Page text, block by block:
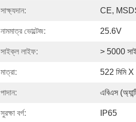
সাক্ষ্যদান: CE,
নামমাত্র ভোল্টেজ: 25.6V
সাইক্ল লাইফ: > 5000
মাত্রা: 522 মিমি X
পাদান: এবিএস
সুরক্ষা বর্গ: IP65